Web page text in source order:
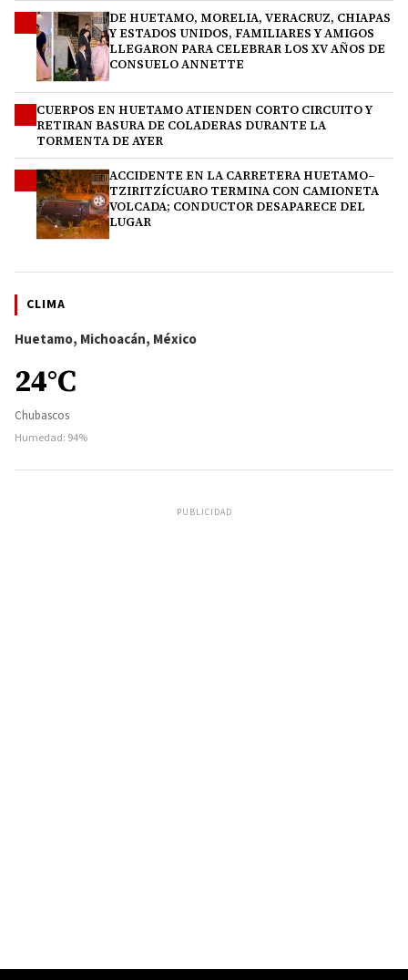
DE HUETAMO, MORELIA, VERACRUZ, CHIAPAS
Y ESTADOS UNIDOS, FAMILIARES Y AMIGOS
LLEGARON PARA CELEBRAR LOS XV AÑOS DE
CONSUELO ANNETTE
CUERPOS EN HUETAMO ATIENDEN CORTO CIRCUITO Y
RETIRAN BASURA DE COLADERAS DURANTE LA
TORMENTA DE AYER
ACCIDENTE EN LA CARRETERA HUETAMO–
TZIRITZÍCUARO TERMINA CON CAMIONETA
VOLCADA; CONDUCTOR DESAPARECE DEL
LUGAR
CLIMA
Huetamo, Michoacán, México
24°C
Chubascos
Humedad: 94%
PUBLICIDAD